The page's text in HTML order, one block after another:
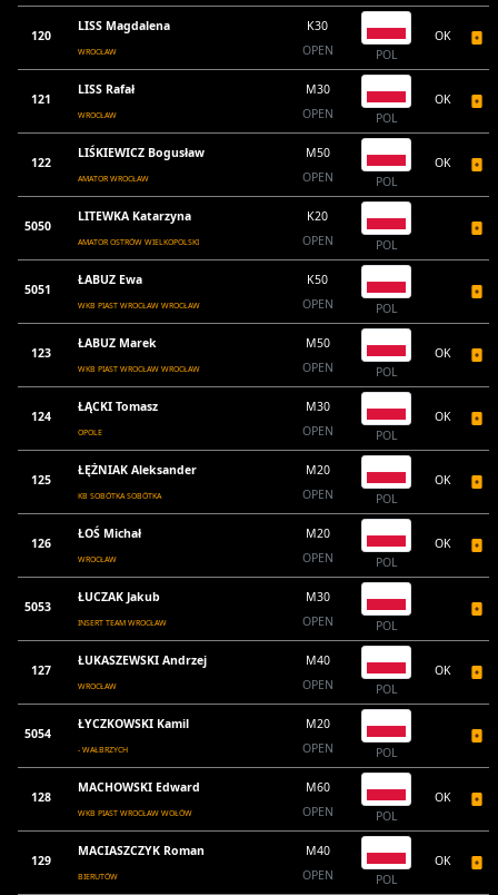
120
LISS Magdalena
WROCŁAW
K30
OPEN
POL
OK
121
LISS Rafał
WROCŁAW
M30
OPEN
POL
OK
122
LIŚKIEWICZ Bogusław
AMATOR WROCŁAW
M50
OPEN
POL
OK
5050
LITEWKA Katarzyna
AMATOR OSTRÓW WIELKOPOLSKI
K20
OPEN
POL
5051
ŁABUZ Ewa
WKB PIAST WROCŁAW WROCŁAW
K50
OPEN
POL
123
ŁABUZ Marek
WKB PIAST WROCŁAW WROCŁAW
M50
OPEN
POL
OK
124
ŁĄCKI Tomasz
OPOLE
M30
OPEN
POL
OK
125
ŁĘŻNIAK Aleksander
KB SOBÓTKA SOBÓTKA
M20
OPEN
POL
OK
126
ŁOŚ Michał
WROCŁAW
M20
OPEN
POL
OK
5053
ŁUCZAK Jakub
INSERT TEAM WROCŁAW
M30
OPEN
POL
127
ŁUKASZEWSKI Andrzej
WROCŁAW
M40
OPEN
POL
OK
5054
ŁYCZKOWSKI Kamil
- WAŁBRZYCH
M20
OPEN
POL
128
MACHOWSKI Edward
WKB PIAST WROCŁAW WOŁÓW
M60
OPEN
POL
OK
129
MACIASZCZYK Roman
BIERUTÓW
M40
OPEN
POL
OK